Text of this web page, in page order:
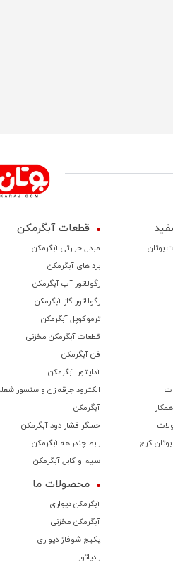
بوتان
کرج
قطعات آبگرمکن
مبدل حرارتی آبگرمکن
برد های آبگرمکن
رگولاتور آب آبگرمکن
رگولاتور گاز آبگرمکن
ترموكوپل آبگرمکن
قطعات آبگرمکن مخزنی
فن آبگرمکن
آداپتور آبگرمکن
الکترود جرقه زن و سنسور
آبگرمکن
حسگر فشار دود آبگرمکن
رابط چندراهه آبگرمکن
سیم و کابل آبگرمکن
محصولات ما
آبگرمکن دیواری
آبگرمکن مخزنی
پکیج شوفاژ دیواری
رادیاتور